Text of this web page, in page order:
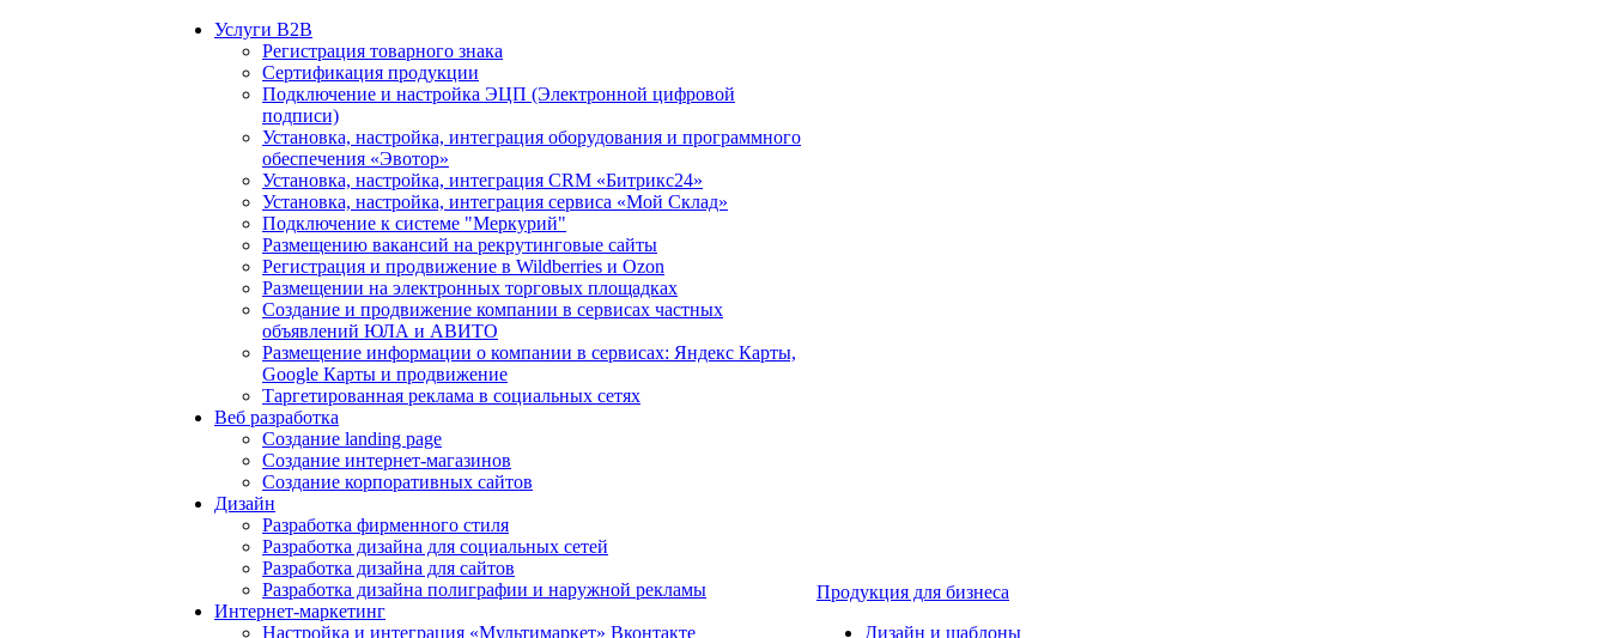
Услуги B2B
Регистрация товарного знака
Сертификация продукции
Подключение и настройка ЭЦП (Электронной цифровой
подписи)
Установка, настройка, интеграция оборудования и программного
обеспечения «Эвотор»
Установка, настройка, интеграция CRM «Битрикс24»
Установка, настройка, интеграция сервиса «Мой Склад»
Подключение к системе "Меркурий"
Размещению вакансий на рекрутинговые сайты
Регистрация и продвижение в Wildberries и Ozon
Размещении на электронных торговых площадках
Создание и продвижение компании в сервисах частных
объявлений ЮЛА и АВИТО
Размещение информации о компании в сервисах: Яндекс Карты,
Google Карты и продвижение
Таргетированная реклама в социальных сетях
Веб разработка
Создание landing page
Создание интернет-магазинов
Создание корпоративных сайтов
Дизайн
Разработка фирменного стиля
Разработка дизайна для социальных сетей
Разработка дизайна для сайтов
Разработка дизайна полиграфии и наружной рекламы
Интернет-маркетинг
Настройка и интеграция «Мультимаркет» Вконтакте
Продукция для бизнеса
Дизайн и шаблоны